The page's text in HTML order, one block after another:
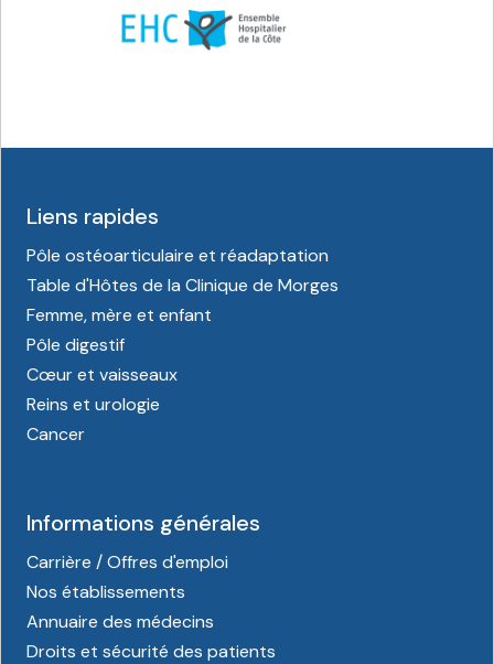
Liens rapides
Pôle ostéoarticulaire et réadaptation
Table d'Hôtes de la Clinique de Morges
Femme, mère et enfant
Pôle digestif
Cœur et vaisseaux
Reins et urologie
Cancer
Informations générales
Carrière / Offres d'emploi
Nos établissements
Annuaire des médecins
Droits et sécurité des patients